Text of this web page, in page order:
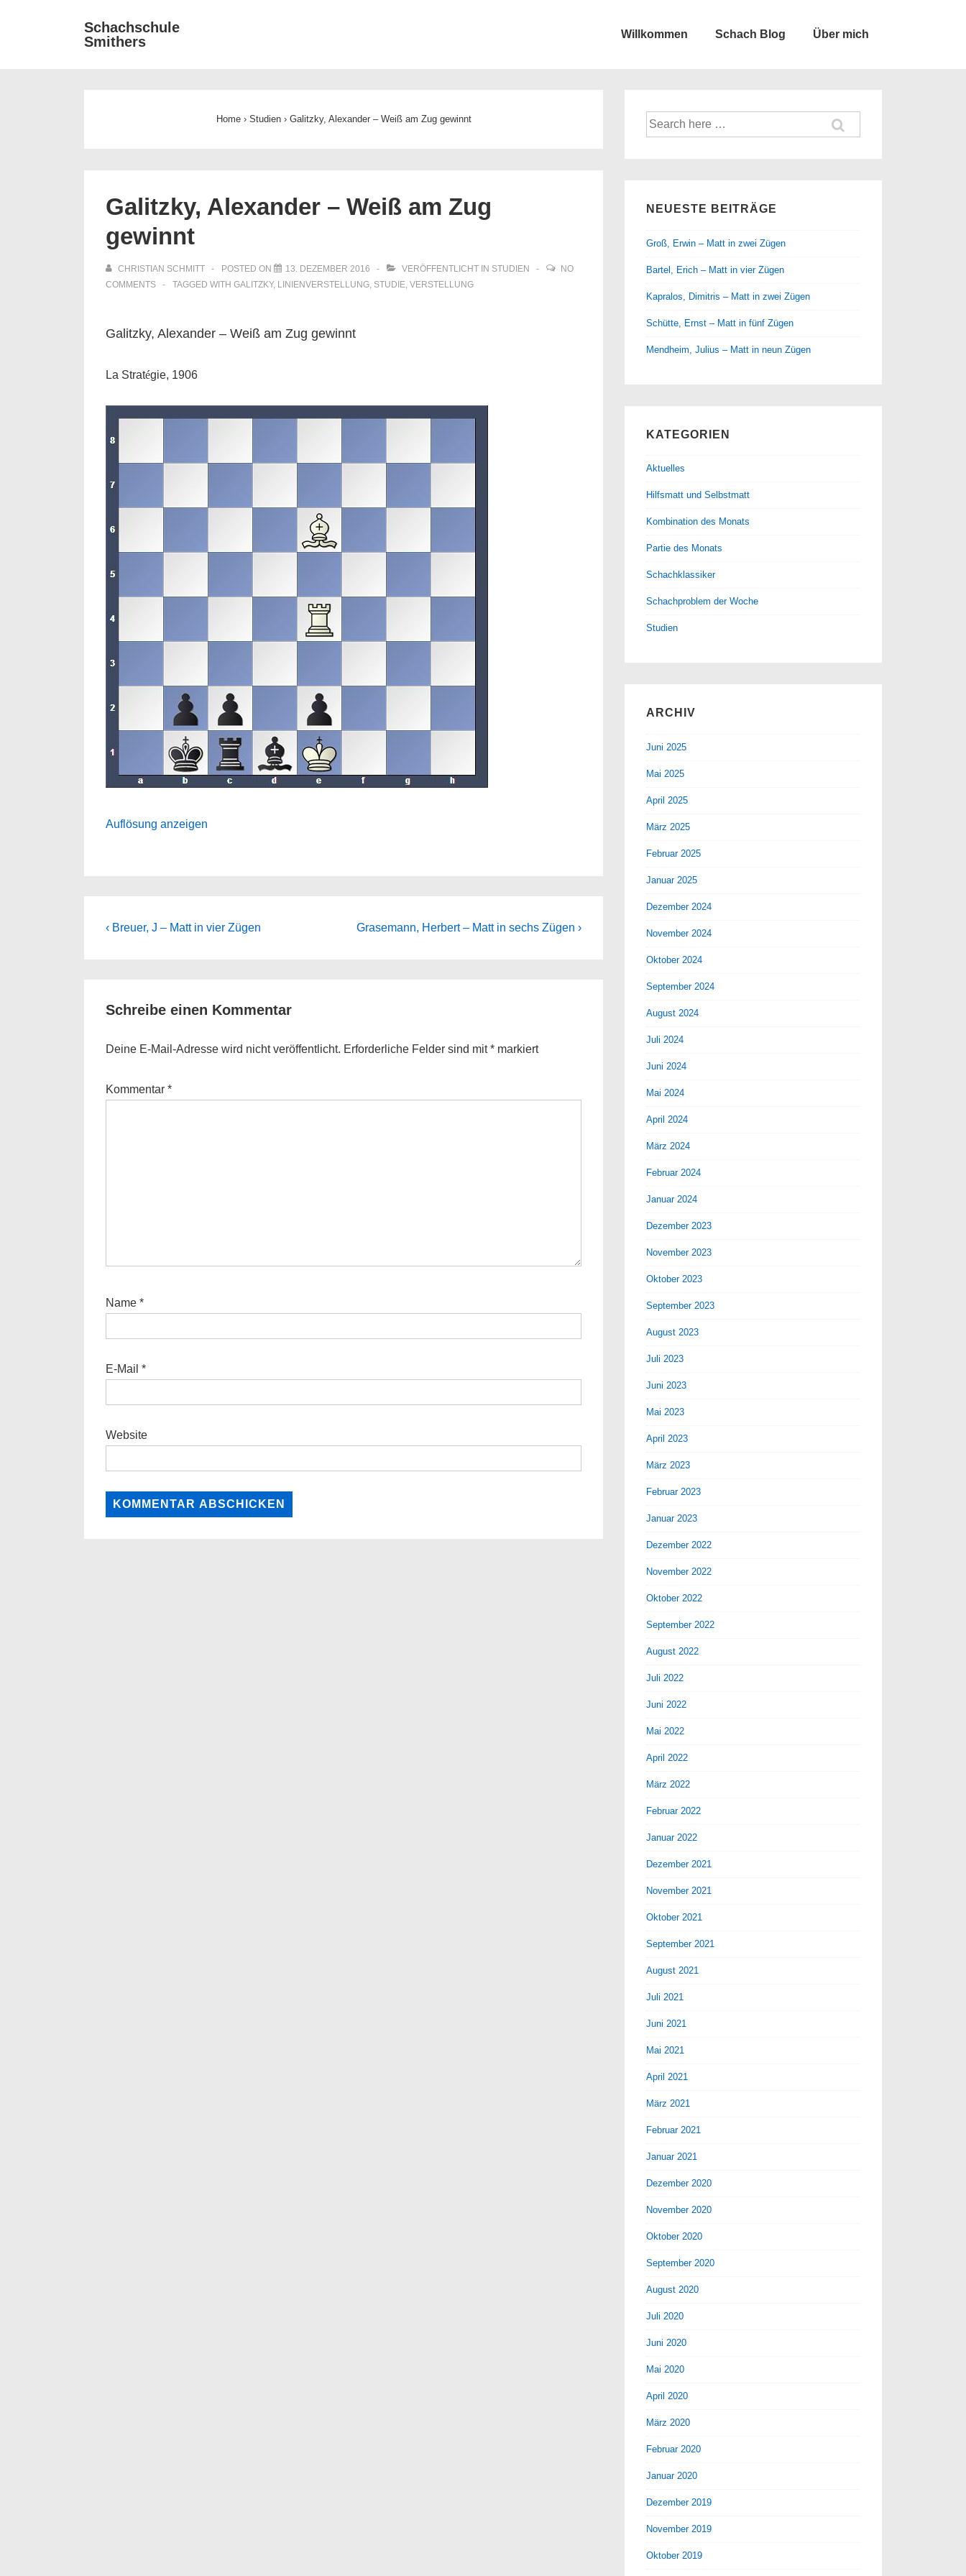
Schachschule
Smithers
Willkommen Schach Blog Über mich
Home › Studien › Galitzky, Alexander – Weiß am Zug gewinnt
Galitzky, Alexander – Weiß am Zug
gewinnt
CHRISTIAN SCHMITT POSTED ON 13. DEZEMBER 2016 VERÖFFENTLICHT IN STUDIEN
NO
COMMENTS
TAGGED WITH GALITZKY, LINIENVERSTELLUNG, STUDIE, VERSTELLUNG
Galitzky, Alexander – Weiß am Zug gewinnt
La Stratégie, 1906
Auflösung anzeigen
Beitragsnavigation
Previous
‹ Breuer, J – Matt in vier Zügen
Next
Grasemann, Herbert – Matt in sechs Zügen ›
Schreibe einen Kommentar
Deine E-Mail-Adresse wird nicht veröffentlicht. Erforderliche Felder sind mit* markiert
Kommentar *
Name *
E-Mail *
Website
Suche
nach:
NEUESTE BEITRÄGE
Groß, Erwin – Matt in zwei Zügen
Bartel, Erich – Matt in vier Zügen
Kapralos, Dimitris – Matt in zwei Zügen
Schütte, Ernst – Matt in fünf Zügen
Mendheim, Julius – Matt in neun Zügen
KATEGORIEN
Aktuelles
Hilfsmatt und Selbstmatt
Kombination des Monats
Partie des Monats
Schachklassiker
Schachproblem der Woche
Studien
ARCHIV
Juni 2025
Mai 2025
April 2025
März 2025
Februar 2025
Januar 2025
Dezember 2024
November 2024
Oktober 2024
September 2024
August 2024
Juli 2024
Juni 2024
Mai 2024
April 2024
März 2024
Februar 2024
Januar 2024
Dezember 2023
November 2023
Oktober 2023
September 2023
August 2023
Juli 2023
Juni 2023
Mai 2023
April 2023
März 2023
Februar 2023
Januar 2023
Dezember 2022
November 2022
Oktober 2022
September 2022
August 2022
Juli 2022
Juni 2022
Mai 2022
April 2022
März 2022
Februar 2022
Januar 2022
Dezember 2021
November 2021
Oktober 2021
September 2021
August 2021
Juli 2021
Juni 2021
Mai 2021
April 2021
März 2021
Februar 2021
Januar 2021
Dezember 2020
November 2020
Oktober 2020
September 2020
August 2020
Juli 2020
Juni 2020
Mai 2020
April 2020
März 2020
Februar 2020
Januar 2020
Dezember 2019
November 2019
Oktober 2019